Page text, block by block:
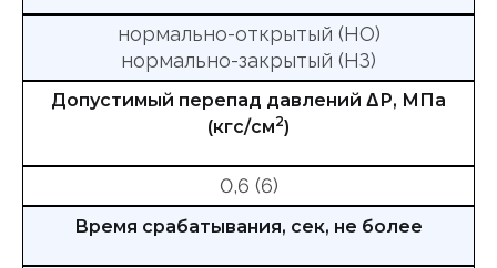
нормально-открытый (НО)
нормально-закрытый (НЗ)
Допустимый перепад давлений ΔР, МПа
(кгс/см2)
0,6 (6)
Время срабатывания, сек, не более